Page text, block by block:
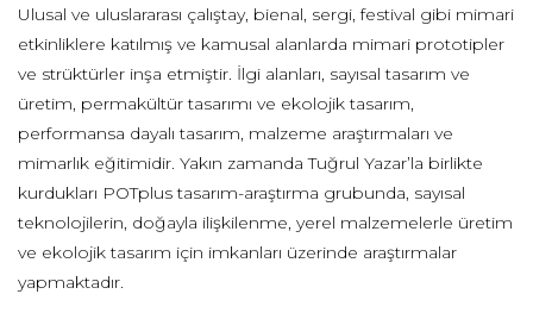
Ulusal ve uluslararası çalıştay, bienal, sergi, festival gibi mimari
etkinliklere katılmış ve kamusal alanlarda mimari prototipler
ve strüktürler inşa etmiştir. İlgi alanları, sayısal tasarım ve
üretim, permakültür tasarımı ve ekolojik tasarım,
performansa dayalı tasarım, malzeme araştırmaları ve
mimarlık eğitimidir. Yakın zamanda Tuğrul Yazar’la birlikte
kurdukları POTplus tasarım-araştırma grubunda, sayısal
teknolojilerin, doğayla ilişkilenme, yerel malzemelerle üretim
ve ekolojik tasarım için imkanları üzerinde araştırmalar
yapmaktadır.